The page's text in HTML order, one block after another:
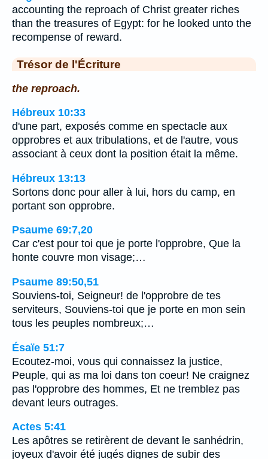
accounting the reproach of Christ greater riches
than the treasures of Egypt: for he looked unto the
recompense of reward.
Trésor de l'Écriture
the reproach.
Hébreux 10:33
d'une part, exposés comme en spectacle aux
opprobres et aux tribulations, et de l'autre, vous
associant à ceux dont la position était la même.
Hébreux 13:13
Sortons donc pour aller à lui, hors du camp, en
portant son opprobre.
Psaume 69:7,20
Car c'est pour toi que je porte l'opprobre, Que la
honte couvre mon visage;…
Psaume 89:50,51
Souviens-toi, Seigneur! de l'opprobre de tes
serviteurs, Souviens-toi que je porte en mon sein
tous les peuples nombreux;…
Ésaïe 51:7
Ecoutez-moi, vous qui connaissez la justice,
Peuple, qui as ma loi dans ton coeur! Ne craignez
pas l'opprobre des hommes, Et ne tremblez pas
devant leurs outrages.
Actes 5:41
Les apôtres se retirèrent de devant le sanhédrin,
joyeux d'avoir été jugés dignes de subir des